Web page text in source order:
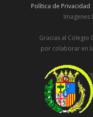
Política de Privacidad
Imagenes
Gracias al Colegio
por colaborar en